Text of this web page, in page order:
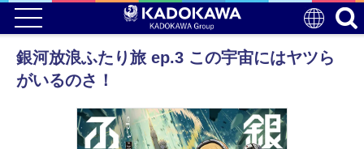
銀河放浪ふたり旅 ep.3 この宇宙にはヤツら
がいるのさ！